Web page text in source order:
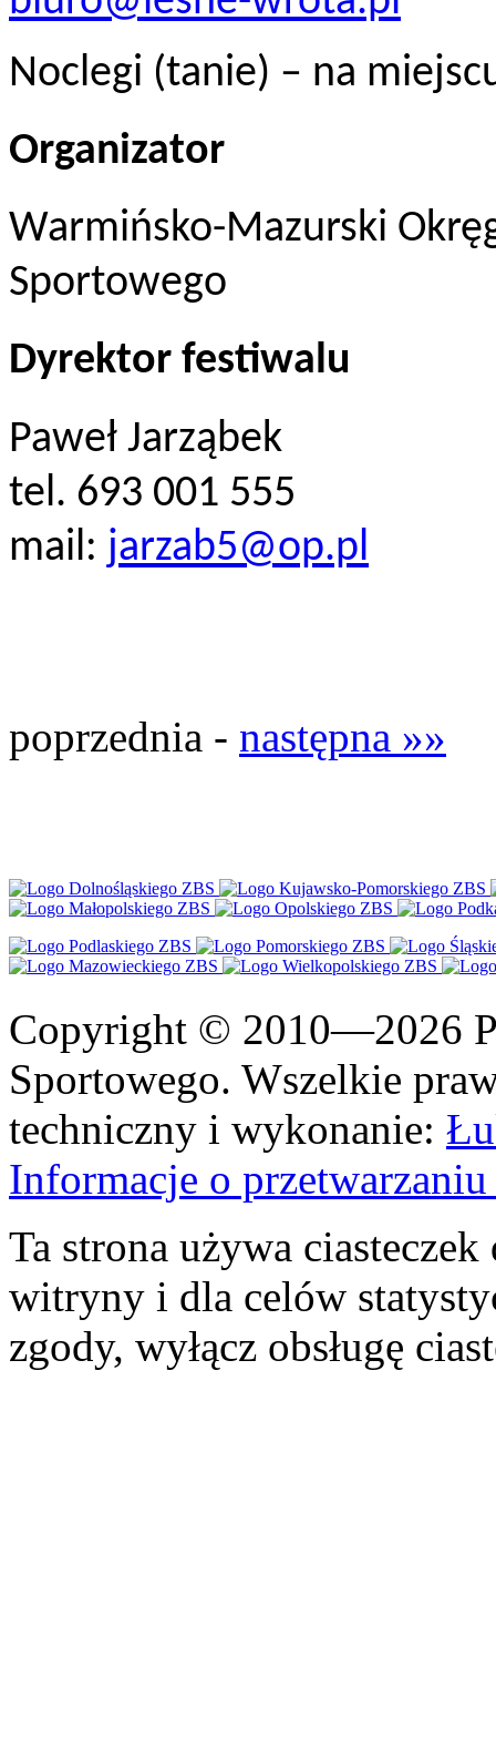
Noclegi (tanie) – na
Organizator
Warmińsko-Mazurski
Sportowego
Dyrektor festiwalu
Paweł Jarząbek
tel. 693 001 555
mail: jarzab5@op.pl
poprzednia - następna »»
Copyright © 2010—2026
Sportowego. Wszelkie
techniczny i wykonanie:
Informacje o
Ta strona używa
witryny i dla celów
zgody, wyłącz obsługę